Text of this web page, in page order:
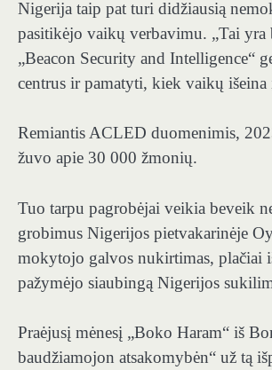
Nigerija taip pat turi didžiausią
pasitikėjo vaikų verbavimu. „Tai
„Beacon Security and Intelligence“
centrus ir pamatyti, kiek vaikų
Remiantis ACLED duomenimis,
žuvo apie 30 000 žmonių.
Tuo tarpu pagrobėjai veikia beveik
grobimus Nigerijos pietvakarinėje
mokytojo galvos nukirtimas, plačiai
pažymėjo siaubingą Nigerijos
Praėjusį mėnesį „Boko Haram“ iš
baudžiamojon atsakomybėn“ už tą